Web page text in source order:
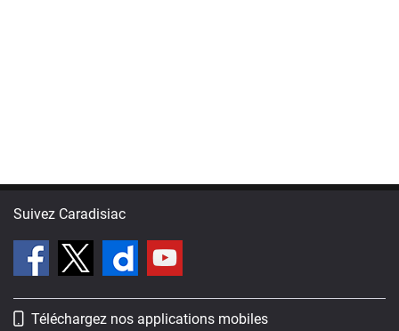
Suivez Caradisiac
Téléchargez nos applications mobiles